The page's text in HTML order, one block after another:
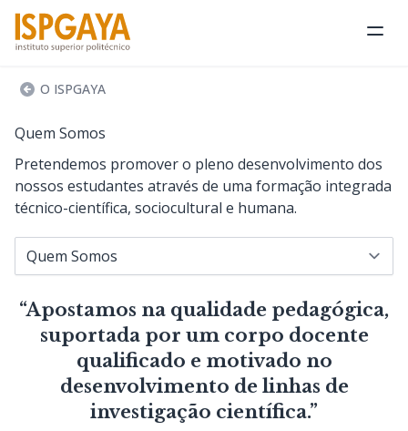
O ISPGAYA
Quem Somos
Pretendemos promover o pleno desenvolvimento dos
nossos estudantes através de uma formação integrada
técnico-científica, sociocultural e humana.
Navegar para...
“Apostamos na qualidade pedagógica,
suportada por um corpo docente
qualificado e motivado no
desenvolvimento de linhas de
investigação científica.”